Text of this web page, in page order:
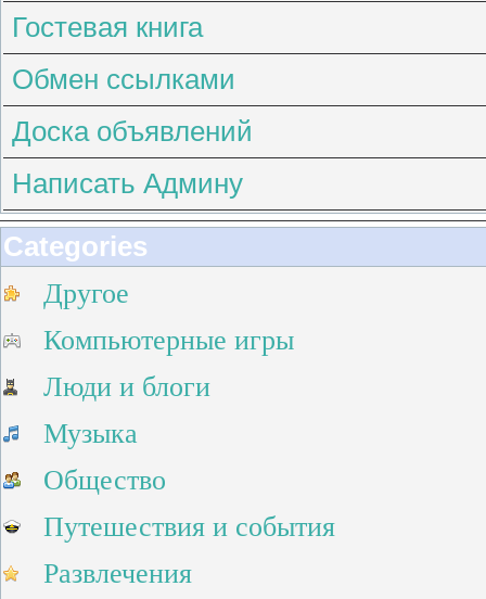
Гостевая книга
Обмен ссылками
Доска объявлений
Написать Админу
Categories
Другое
Компьютерные игры
Люди и блоги
Музыка
Общество
Путешествия и события
Развлечения